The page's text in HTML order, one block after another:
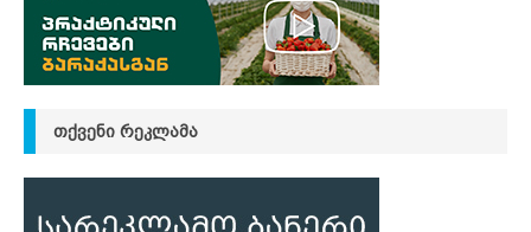
ᲗᲥᲕᲔᲜᲘ ᲠᲔᲙᲚᲐᲛᲐ